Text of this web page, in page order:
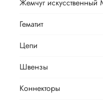
Жемчуг искусственный
Гематит
Цепи
Швензы
Коннекторы